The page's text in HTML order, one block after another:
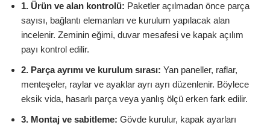
1. Ürün ve alan kontrolü: Paketler açılmadan önce parça
sayısı, bağlantı elemanları ve kurulum yapılacak alan
incelenir. Zeminin eğimi, duvar mesafesi ve kapak açılım
payı kontrol edilir.
2. Parça ayrımı ve kurulum sırası: Yan paneller, raflar,
menteşeler, raylar ve ayaklar ayrı ayrı düzenlenir. Böylece
eksik vida, hasarlı parça veya yanlış ölçü erken fark edilir.
3. Montaj ve sabitleme: Gövde kurulur, kapak ayarları